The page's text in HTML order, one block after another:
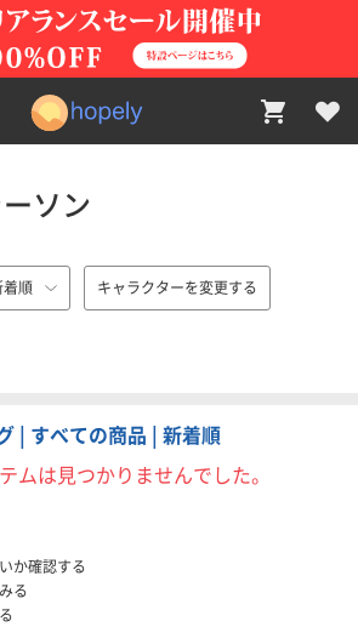
ソン
着順 キャラクターを変更する
| すべての商品 | 新着順
ムは見つかりませんでした。
か確認する
る